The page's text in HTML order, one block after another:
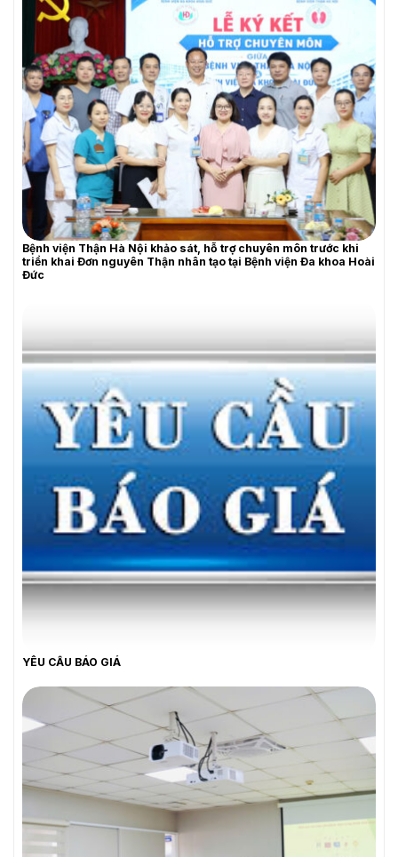
YÊU CẦU BÁO GIÁ
YÊU CẦU BÁO GIÁ
Bệnh viện Thận Hà Nội khảo sát, hỗ trợ chuyên môn trước khi
triển khai Đơn nguyên Thận nhân tạo tại Bệnh viện Đa khoa Hoài
Đức
YÊU CẦU BÁO GIÁ